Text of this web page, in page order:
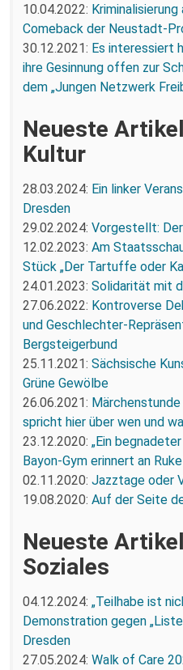
10.04.2022:
Comeback der Neustadt-
30.12.2021: Es interessiert
ihre Gesinnung offen zur
dem „Jungen Netzwerk
Neueste
Kultur
28.03.2024: Ein linker
Dresden
29.02.2024: Vorgestellt:
12.02.2023: Am
Stück „Der Tartuffe oder
24.01.2023: Solidarität mit
27.06.2022: Kontroverse
und Geschlechter-
Bergsteigerbund
25.11.2021: Sächsische
Grüne Gewölbe
26.06.2021:
spricht hier über wen und
23.12.2020: „Ein
Bayon-Gym erinnert an
02.11.2020: Jazztage oder
19.08.2020: Auf der Seite
Neueste
Soziales
04.12.2024: „Teilhabe ist
Demonstration gegen
Dresden
27.05.2024: Walk of Care